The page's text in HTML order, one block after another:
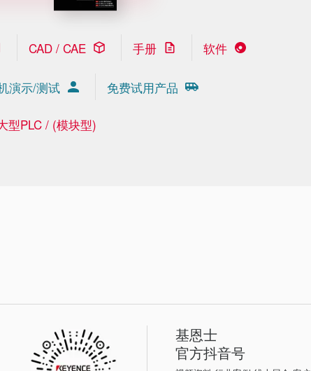
CAD / CAE 手册 软件
演示/测试 免费试用产品
型PLC / (模块型)
基恩士
官方抖音号